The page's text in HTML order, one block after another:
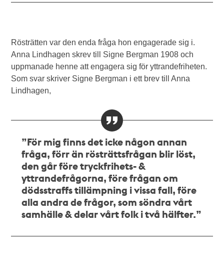
Rösträtten var den enda fråga hon engagerade sig i.
Anna Lindhagen skrev till Signe Bergman 1908 och
uppmanade henne att engagera sig för yttrandefriheten.
Som svar skriver Signe Bergman i ett brev till Anna
Lindhagen,
”För mig finns det icke någon annan
fråga, förr än rösträttsfrågan blir löst,
den går före tryckfrihets- &
yttrandefrågorna, före frågan om
dödsstraffs tillämpning i vissa fall, före
alla andra de frågor, som söndra vårt
samhälle & delar vårt folk i två hälfter.”